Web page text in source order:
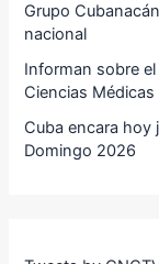
Grupo
nacional
Informan sobre
Ciencias Médicas
Cuba encara hoy
Domingo 2026